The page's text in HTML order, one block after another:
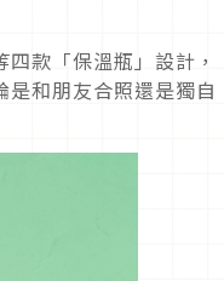
款「保溫瓶」設計，
和朋友合照還是獨自